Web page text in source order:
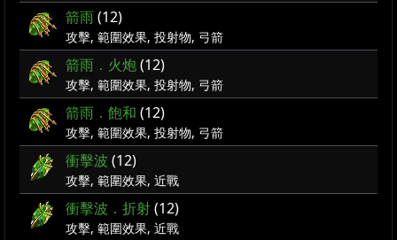
箭雨(12)
攻擊, 範圍效果, 投射物, 弓箭
箭雨．火炮(12)
攻擊, 範圍效果, 投射物, 弓箭
箭雨．飽和 (12)
攻擊, 範圍效果, 投射物, 弓箭
衝擊波 (12)
攻擊, 範圍效果, 近戰
衝擊波．折射(12)
攻擊, 範圍效果, 近戰